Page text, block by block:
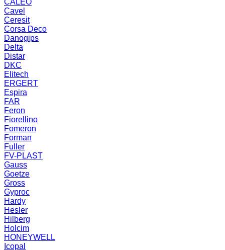
CALEO
Cavel
Ceresit
Corsa Deco
Danogips
Delta
Distar
DKC
Elitech
ERGERT
Espira
FAR
Feron
Fiorellino
Fomeron
Forman
Fuller
FV-PLAST
Gauss
Goetze
Gross
Gyproc
Hardy
Hesler
Hilberg
Holcim
HONEYWELL
Icopal